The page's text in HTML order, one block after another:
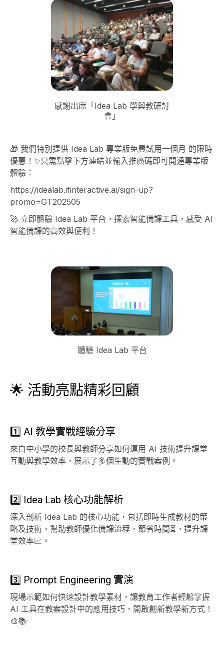
感謝出席「Idea Lab 學與教研討
會」
🎁 我們特別提供 Idea Lab 專業版免費試用一個月 的限時
優惠！✨只需點擊下方連結並輸入推廣碼即可開通專業版
體驗：
https://idealab.ifinteractive.ai/sign-up?
promo=GT202505
🚀 立即體驗 Idea Lab 平台，探索智能備課工具，感受 AI
智能備課的高效與便利！
體驗 Idea Lab 平台
🌟 活動亮點精彩回顧
1️⃣ AI 教學實戰經驗分享
來自中小學的校長與教師分享如何運用 AI 技術提升課堂
互動與教學效率，展示了多個生動的實戰案例。
2️⃣ Idea Lab 核心功能解析
深入剖析 Idea Lab 的核心功能，包括即時生成教材的策
略及技術，幫助教師優化備課流程，節省時間⏳，提升課
堂效率📈。
3️⃣ Prompt Engineering 實演
現場示範如何快速設計教學素材，讓教育工作者輕鬆掌握
AI 工具在教案設計中的應用技巧，開啟創新教學新方式！
🎨📚